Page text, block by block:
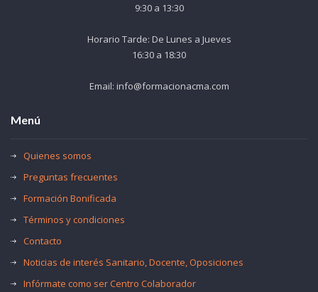
9:30 a 13:30
Horario Tarde: De Lunes a Jueves
16:30 a 18:30
Email: info@formacionacma.com
Menú
Quienes somos
Preguntas frecuentes
Formación Bonificada
Términos y condiciones
Contacto
Noticias de interés Sanitario, Docente, Oposiciones
Infórmate como ser Centro Colaborador